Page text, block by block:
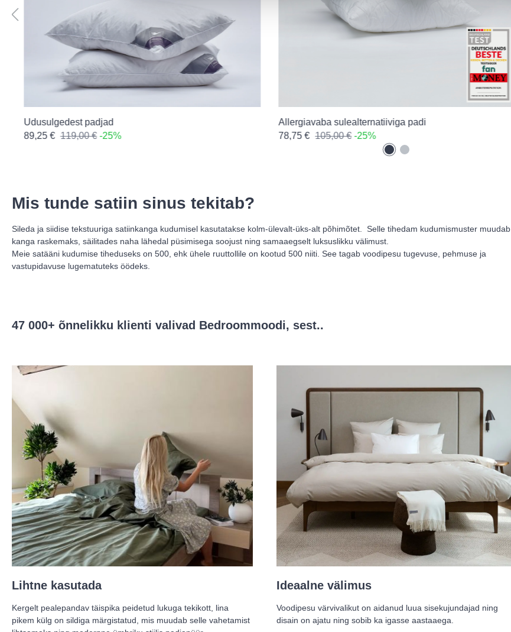
Udusulgedest padjad
89,25 € 119,00 € -25%
Allergiavaba sulealternatiiviga padi
78,75 € 105,00 € -25%
Mis tunde satiin sinus tekitab?
Sileda ja siidise tekstuuriga satiinkanga kudumisel kasutatakse kolm-ülevalt-üks-alt põhimõtet.  Selle tihedam kudumismuster muudab
kanga raskemaks, säilitades naha lähedal püsimisega soojust ning samaaegselt luksuslikku välimust.
Meie satääni kudumise tiheduseks on 500, ehk ühele ruuttollile on kootud 500 niiti. See tagab voodipesu tugevuse, pehmuse ja
47 000+ õnnelikku klienti valivad Bedroommoodi, sest..
Lihtne kasutada
Kergelt pealepandav täispika peidetud lukuga tekikott, lina
pikem külg on sildiga märgistatud, mis muudab selle vahetamist
Ideaalne välimus
Voodipesu värvivalikut on aidanud luua sisekujundajad ning
disain on ajatu ning sobib ka igasse aastaaega.